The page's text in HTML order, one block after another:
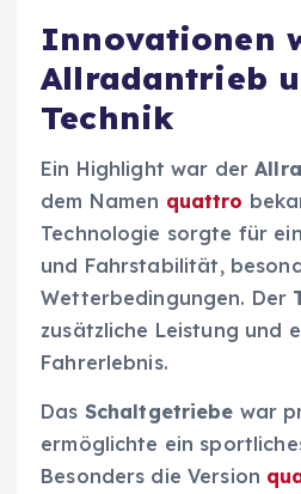
Innovationen
Allradantrieb
Technik
Ein Highlight war der
dem Namen quattro
Technologie sorgte für
und Fahrstabilität,
Wetterbedingungen. Der
zusätzliche Leistung und
Fahrerlebnis.
Das Schaltgetriebe war
ermöglichte ein
Besonders die Version